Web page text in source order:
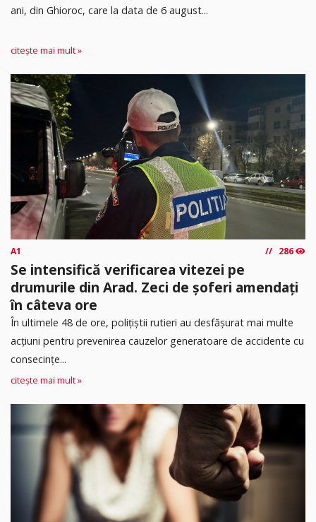
ani, din Ghioroc, care la data de 6 august...
citește mai mult »
A1 286
Se intensifică verificarea vitezei pe
drumurile din Arad. Zeci de șoferi amendați
în câteva ore
În ultimele 48 de ore, polițiștii rutieri au desfășurat mai multe
acțiuni pentru prevenirea cauzelor generatoare de accidente cu
consecințe...
citește mai mult »